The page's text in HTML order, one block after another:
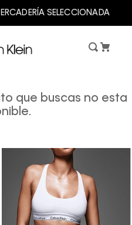
SELECCIONADA
que buscas no esta